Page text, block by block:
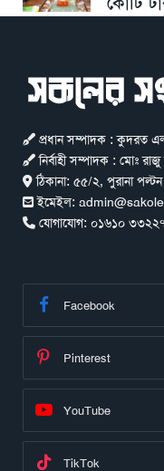
প্রধান সম্পাদক : কুদরত
নির্বাহী সম্পাদক : মোঃ
ঠিকানা: ৫৫/২, পুরানা
ইমেইল:
যোগাযোগ: ০১৬১০
Facebook
Pinterest
YouTube
TikTok